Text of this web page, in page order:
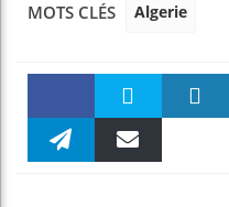
MOTS CLÉS Algerie
Faceboo Twitter